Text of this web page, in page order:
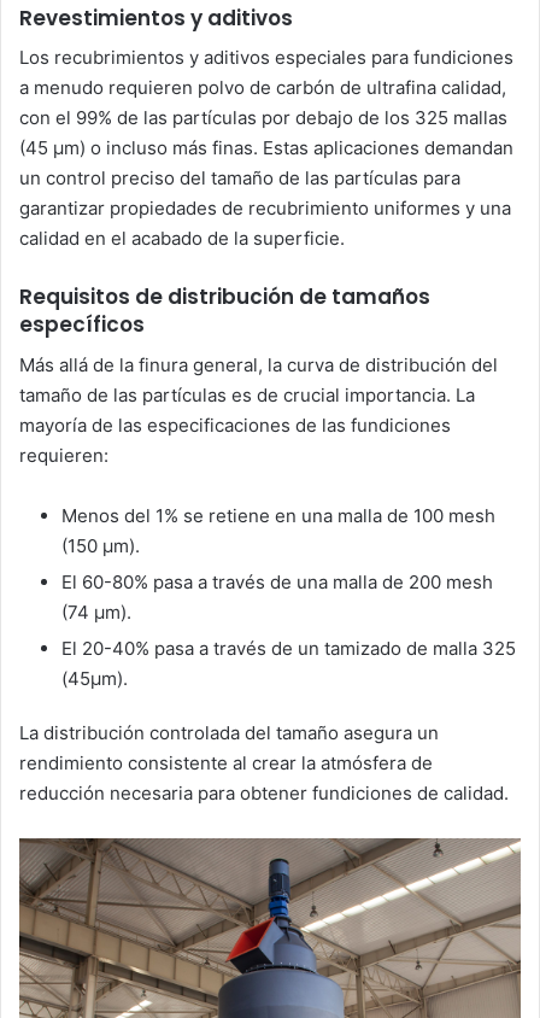
Revestimientos y aditivos
Los recubrimientos y aditivos especiales para fundiciones
a menudo requieren polvo de carbón de ultrafina calidad,
con el 99% de las partículas por debajo de los 325 mallas
(45 μm) o incluso más finas. Estas aplicaciones demandan
un control preciso del tamaño de las partículas para
garantizar propiedades de recubrimiento uniformes y una
calidad en el acabado de la superficie.
Requisitos de distribución de tamaños
específicos
Más allá de la finura general, la curva de distribución del
tamaño de las partículas es de crucial importancia. La
mayoría de las especificaciones de las fundiciones
requieren:
Menos del 1% se retiene en una malla de 100 mesh
(150 μm).
El 60-80% pasa a través de una malla de 200 mesh
(74 μm).
El 20-40% pasa a través de un tamizado de malla 325
(45μm).
La distribución controlada del tamaño asegura un
rendimiento consistente al crear la atmósfera de
reducción necesaria para obtener fundiciones de calidad.